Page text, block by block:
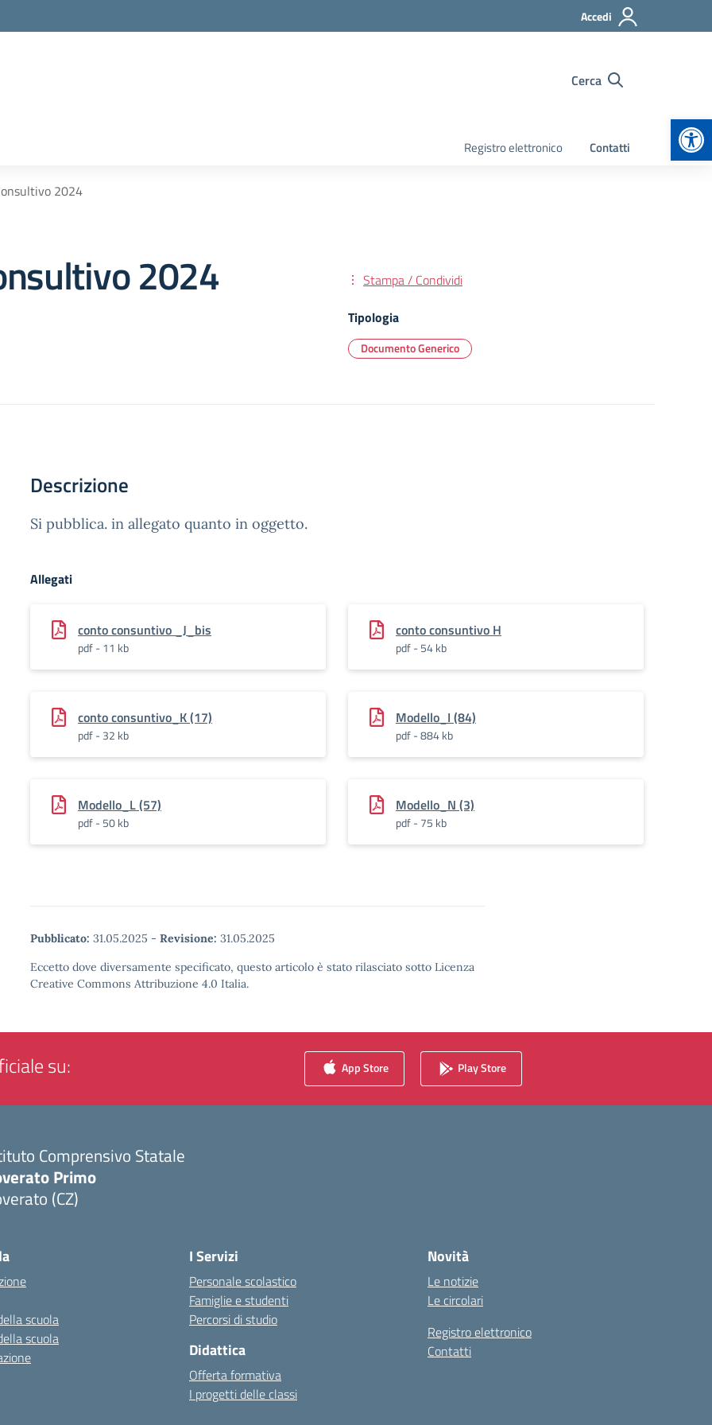
Accedi
Cerca
Registro elettronico Contatti
2024
2024
Stampa / Condividi
Tipologia
Documento Generico
Descrizione
Si pubblica. in allegato quanto in oggetto.
Allegati
conto consuntivo _J_bis
pdf - 11 kb
conto consuntivo H
pdf - 54 kb
conto consuntivo_K (17)
pdf - 32 kb
Modello_I (84)
pdf - 884 kb
Modello_L (57)
pdf - 50 kb
Modello_N (3)
pdf - 75 kb
Pubblicato: 31.05.2025 - Revisione: 31.05.2025
Eccetto dove diversamente specificato, questo articolo è stato rilasciato sotto Licenza
Creative Commons Attribuzione 4.0 Italia.
su: App Store Play Store
Comprensivo Statale
Primo
(CZ)
scuola
scuola
I Servizi
Personale scolastico
Famiglie e studenti
Percorsi di studio
Didattica
Offerta formativa
I progetti delle classi
Novità
Le notizie
Le circolari
Registro elettronico
Contatti